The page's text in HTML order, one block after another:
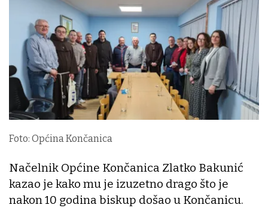
Foto: Općina Končanica
Načelnik Općine Končanica Zlatko Bakunić
kazao je kako mu je izuzetno drago što je
nakon 10 godina biskup došao u Končanicu.